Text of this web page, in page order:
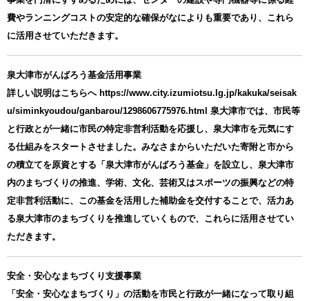
費やランニングコストの安定的な確保がなによりも重要であり、これら
に活用させていただきます。
泉大津市がんばろう基金活用事業
詳しい説明はこちらへ https://www.city.izumiotsu.lg.jp/kakuka/seisak
u/siminkyoudou/ganbarou/1298606775976.html 泉大津市では、市民等
と行政とが一緒に市民の特定非営利活動を応援し、泉大津市を元気にす
る仕組みをスタートさせました。みなさまからいただいた寄附と市から
の積立てを原資とする「泉大津市がんばろう基金」を設立し、泉大津市
内のまちづくりの推進、学術、文化、芸術又はスポーツの振興などの特
定非営利活動に、この基金を活用した補助金を交付することで、活力あ
る泉大津市のまちづくりを推進していくもので、これらに活用させてい
ただきます。
安全・安心なまちづくり支援事業
「安全・安心なまちづくり」の活動を市民と行政が一緒になって取り組